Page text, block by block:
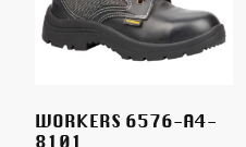
WORKERS 6576-A4-
8101